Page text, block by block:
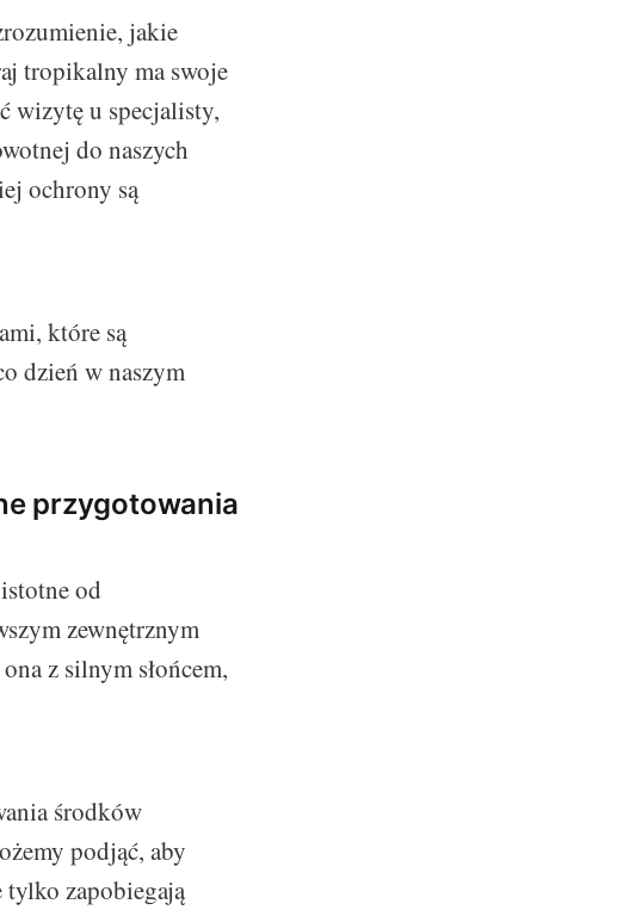
jakie
tropikalny ma swoje
wizytę u specjalisty,
do naszych
ochrony są
które są
dzień w naszym
przygotowania
od
zewnętrznym
z silnym słońcem,
środków
podjąć, aby
tylko zapobiegają